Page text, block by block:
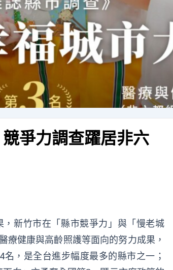
爭力調查躍居非六
，新竹市在「縣市競爭力」與「慢老城
療健康與高齡照護等面向的努力成果，
，是全台進步幅度最多的縣市之一；